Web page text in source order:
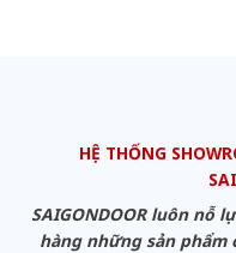
HỆ THỐNG
SAIGONDOOR luôn nỗ
hàng những sản phẩm